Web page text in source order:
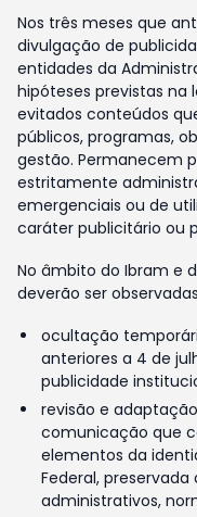
Nos três meses que
divulgação de
entidades da
hipóteses previstas na
evitados conteúdos
públicos, programas,
gestão. Permanecem
estritamente
emergenciais ou de
caráter publicitário ou
No âmbito do Ibram e
deverão ser
ocultação
anteriores a 4 de
publicidade
revisão e
comunicação que
elementos da
Federal,
administrativos,